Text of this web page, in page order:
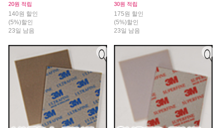
20원 적립
140원 할인
(5%)할인
23일 남음
30원 적립
175원 할인
(5%)할인
23일 남음